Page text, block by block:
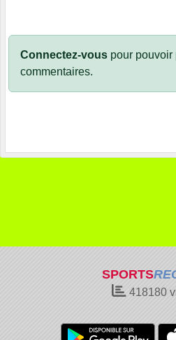
Connectez-vous pour pouvoir
commentaires.
SPORTS
418180